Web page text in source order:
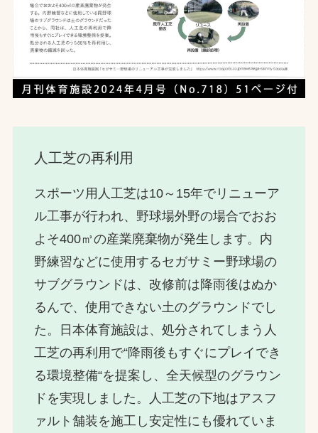
人工芝の再利用
スポーツ用人工芝は10～15年でリニューア
ル工事が行われ、野球場外野の場合でおお
よそ400㎥の産業廃棄物が発生します。内
野練習などに使用するセガサミー野球場の
サブグラウンドは、改修前は降雨後はぬか
るんで、使用できない土のグラウンドでし
た。日本体育施設は、処分されてしまう人
工芝の再利用で“降雨後もすぐにプレイでき
る環境整備“を提案し、全天候型のグラウン
ドを実現しました。人工芝の下地はアスフ
ァルト舗装を施工し安定性にも優れていま